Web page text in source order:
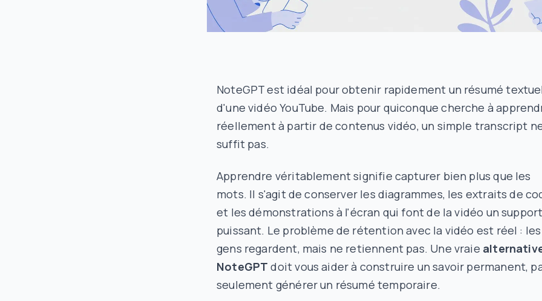
NoteGPT est idéal pour obtenir rapidement un résumé textuel
d'une vidéo YouTube. Mais pour quiconque cherche à
réellementà partir de contenus vidéo, un simple transcript
suffit pas.
Apprendre véritablement signifie capturer bien plus que les
mots. Il s'agit de conserver les diagrammes, les extraits de
et les démonstrations à l'écran qui font de la vidéo un support
puissant. Le problème de rétention avec la vidéo est réel : les
gens regardent, mais ne retiennent pas. Une vraie
NoteGPT doit vous aider à construire un savoir permanent,
seulement générer un résumé temporaire.